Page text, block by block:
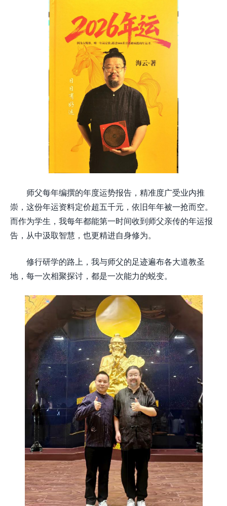
师父每年编撰的年度运势报告，精准度广受业内推
崇，这份年运资料定价超五千元，依旧年年被一抢而空。
而作为学生，我每年都能第一时间收到师父亲传的年运报
告，从中汲取智慧，也更精进自身修为。
修行研学的路上，我与师父的足迹遍布各大道教圣
地，每一次相聚探讨，都是一次能力的蜕变。